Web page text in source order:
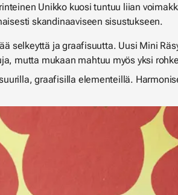
Unikko kuosi tuntuu liian
skandinaaviseen sisustukseen.
selkeyttä ja graafisuutta. Uusi Mini
mutta mukaan mahtuu myös yksi
graafisilla elementeillä.